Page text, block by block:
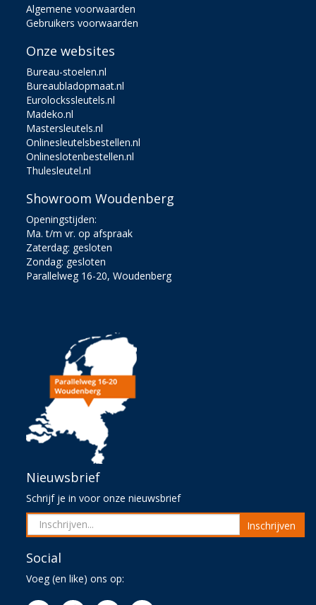
Algemene voorwaarden
Gebruikers voorwaarden
Onze websites
Bureau-stoelen.nl
Bureaubladopmaat.nl
Eurolockssleutels.nl
Madeko.nl
Mastersleutels.nl
Onlinesleutelsbestellen.nl
Onlineslotenbestellen.nl
Thulesleutel.nl
Showroom Woudenberg
Openingstijden:
Ma. t/m vr. op afspraak
Zaterdag: gesloten
Zondag: gesloten
Parallelweg 16-20, Woudenberg
Nieuwsbrief
Schrijf je in voor onze nieuwsbrief
Inschrijven
Social
Voeg (en like) ons op: